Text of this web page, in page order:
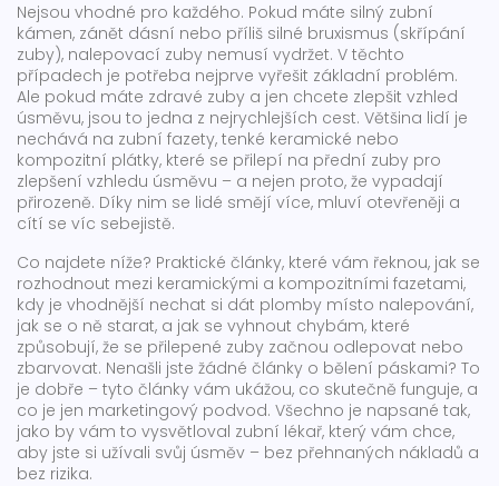
Nejsou vhodné pro každého. Pokud máte silný zubní
kámen, zánět dásní nebo příliš silné bruxismus (skřípání
zuby), nalepovací zuby nemusí vydržet. V těchto
případech je potřeba nejprve vyřešit základní problém.
Ale pokud máte zdravé zuby a jen chcete zlepšit vzhled
úsměvu, jsou to jedna z nejrychlejších cest. Většina lidí je
nechává na zubní fazety, tenké keramické nebo
kompozitní plátky, které se přilepí na přední zuby pro
zlepšení vzhledu úsměvu – a nejen proto, že vypadají
přirozeně. Díky nim se lidé smějí více, mluví otevřeněji a
cítí se víc sebejistě.
Co najdete níže? Praktické články, které vám řeknou, jak se
rozhodnout mezi keramickými a kompozitními fazetami,
kdy je vhodnější nechat si dát plomby místo nalepování,
jak se o ně starat, a jak se vyhnout chybám, které
způsobují, že se přilepené zuby začnou odlepovat nebo
zbarvovat. Nenašli jste žádné články o bělení páskami? To
je dobře – tyto články vám ukážou, co skutečně funguje, a
co je jen marketingový podvod. Všechno je napsané tak,
jako by vám to vysvětloval zubní lékař, který vám chce,
aby jste si užívali svůj úsměv – bez přehnaných nákladů a
bez rizika.